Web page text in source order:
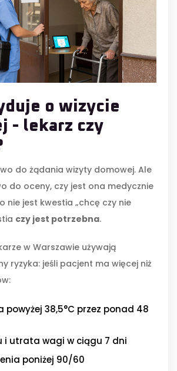
o wizycie
- lekarz czy
do żądania wizyty domowej. Ale
do oceny, czy jest ona medycznie
nie jest kwestia „chcę czy nie
czy jest potrzebna.
w Warszawie używają
ryzyka: jeśli pacjent ma więcej niż
powyżej 38,5°C przez ponad 48
i utrata wagi w ciągu 7 dni
poniżej 90/60